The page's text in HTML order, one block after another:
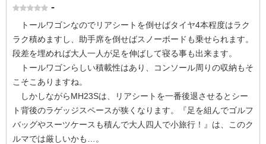
-
トールワゴンなのでリアシートを倒せばタイヤ4本程度はラク
ラク積めますし、助手席を倒せばスノーボードも乗せられます。
段差を埋めれば大人一人が足を伸ばして寝る事も出来ます。
トールワゴンらしい積載性はあり、コンソール周りの収納もそ
こそこありますね。
しかしながらMH23Sは、リアシートを一番後退させるとシー
ト背後のラゲッジスペースが狭くなります。『足を組んでゴルフ
バッグやスーツケースも積んで大人四人で小旅行！』は、このク
ルマでは厳しいかも…。